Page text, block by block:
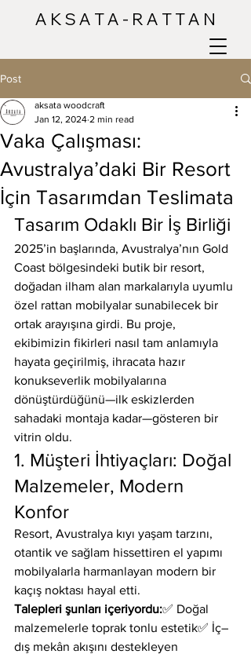
A K S A T A - R A T T A N
Post
Vaka Çalışması:
Avustralya’daki Bir Resort
İçin Tasarımdan Teslimata
aksata woodcraft
Jan 12, 2024 2 min read
Tasarım Odaklı Bir İş Birliği
2025’in başlarında, Avustralya’nın Gold
Coast bölgesindeki butik bir resort,
doğadan ilham alan markalarıyla uyumlu
özel rattan mobilyalar sunabilecek bir
ortak arayışına girdi. Bu proje,
ekibimizin fikirleri nasıl tam anlamıyla
hayata geçirilmiş, ihracata hazır
konukseverlik mobilyalarına
dönüştürdüğünü—ilk eskizlerden
sahadaki montaja kadar—gösteren bir
vitrin oldu.
1. Müşteri İhtiyaçları: Doğal
Malzemeler, Modern
Konfor
Resort, Avustralya kıyı yaşam tarzını,
otantik ve sağlam hissettiren el yapımı
mobilyalarla harmanlayan modern bir
kaçış noktası hayal etti.
Talepleri şunları içeriyordu:✅ Doğal
malzemelerle toprak tonlu estetik✅ İç–
dış mekân akışını destekleyen